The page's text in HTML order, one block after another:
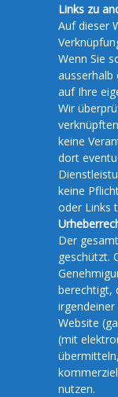
Links zu
Auf dieser
Wenn Sie
ausserhalb
auf Ihre
Wir
keine
dort
keine
oder Links
Der
geschützt.
berechtigt,
Website
(mit
nutzen.